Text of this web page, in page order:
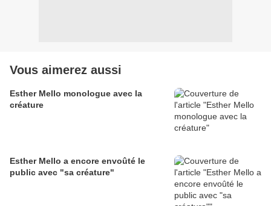
Vous aimerez aussi
Esther Mello monologue avec la
créature
Esther Mello a encore envoûté le
public avec "sa créature"